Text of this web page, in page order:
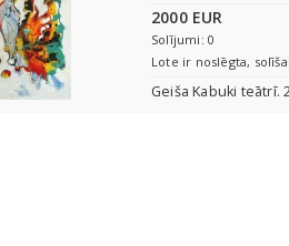
2000 EUR
Solījumi: 0
Lote ir noslēgta,
Geiša Kabuki teātrī.